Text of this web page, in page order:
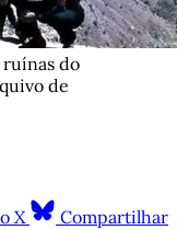
ruínas do
de
X
Compartilhar